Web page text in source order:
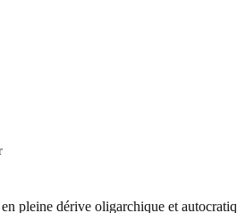
pleine dérive oligarchique et